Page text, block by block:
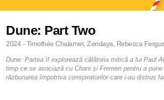
Dune: Part Two
2024 - Timothée Chalamet, Zendaya, Rebecca
Dune: Partea II explorează călătoria mitică a lui Paul
timp ce se asociază cu Chani și Fremen pentru a
răzbunarea împotriva conspiratorilor care i-au distrus